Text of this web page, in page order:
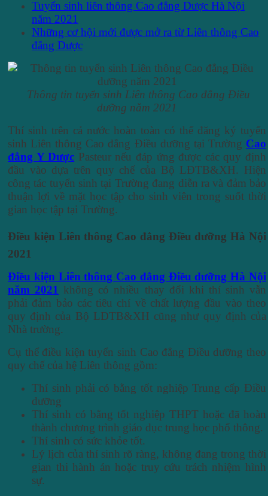
Tuyển sinh liên thông Cao đẳng Dược Hà Nội
năm 2021
Những cơ hội mới được mở ra từ Liên thông Cao
đẳng Dược
Thông tin tuyển sinh Liên thông Cao đẳng Điều
dưỡng năm 2021
Thí sinh trên cả nước hoàn toàn có thể đăng ký tuyển
sinh Liên thông Cao đẳng Điều dưỡng tại Trường Cao
đẳng Y Dược Pasteur nếu đáp ứng được các quy định
đầu vào dựa trên quy chế của Bộ LĐTB&XH. Hiện
công tác tuyển sinh tại Trường đang diễn ra và đảm bảo
thuận lợi về mặt học tập cho sinh viên trong suốt thời
gian học tập tại Trường.
Điều kiện Liên thông Cao đẳng Điều dưỡng Hà Nội
2021
Điều kiện Liên thông Cao đẳng Điều dưỡng Hà Nội
năm 2021 không có nhiều thay đổi khi thí sinh vẫn
phải đảm bảo các tiêu chí về chất lượng đầu vào theo
quy định của Bộ LĐTB&XH cũng như quy định của
Nhà trường.
Cụ thể điều kiện tuyển sinh Cao đẳng Điều dưỡng theo
quy chế của hệ Liên thông gồm:
Thí sinh phải có bằng tốt nghiệp Trung cấp Điều
dưỡng
Thí sinh có bằng tốt nghiệp THPT hoặc đã hoàn
thành chương trình giáo dục trung học phổ thông.
Thí sinh có sức khỏe tốt.
Lý lịch của thí sinh rõ ràng, không đang trong thời
gian thi hành án hoặc truy cứu trách nhiệm hình
sự.